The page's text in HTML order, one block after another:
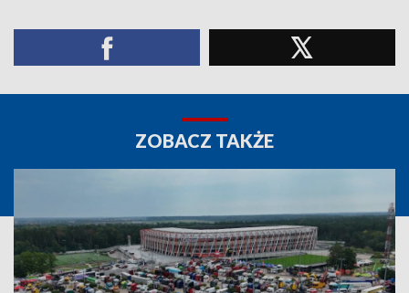
ZOBACZ TAKŻE